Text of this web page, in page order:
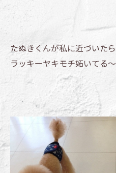
たぬきくんが私に近づいたら
ラッキーヤキモチ妬いてる～